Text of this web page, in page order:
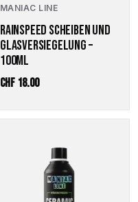
MANIAC LINE
RAINSPEED SCHEIBEN UND
GLASVERSIEGELUNG –
100ML
CHF 18.00